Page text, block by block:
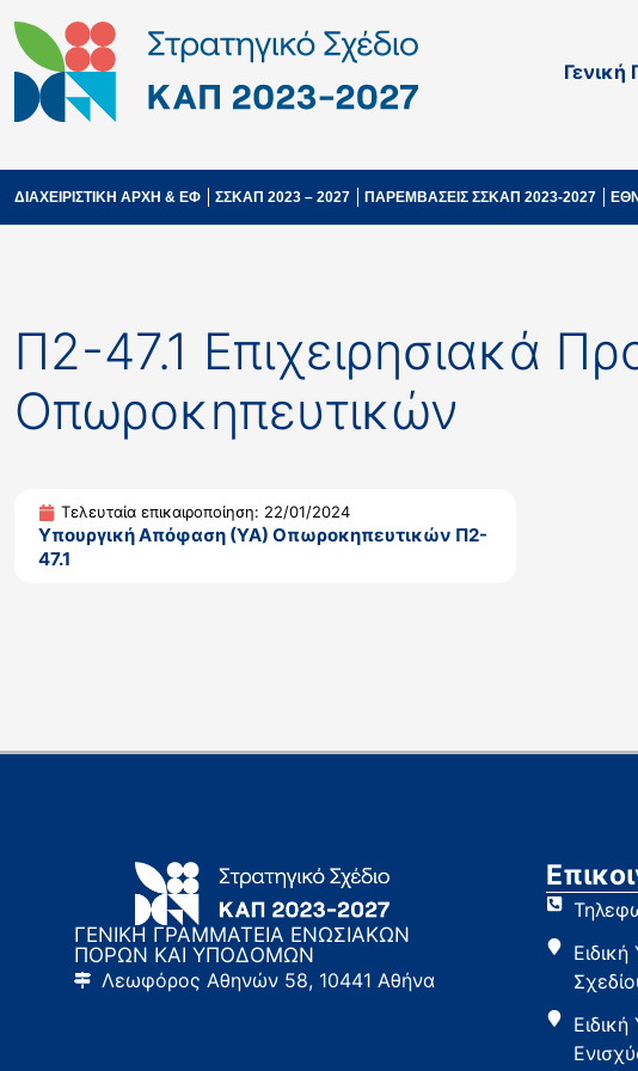
ΔΙΑΧΕΙΡΙΣΤΙΚΗ ΑΡΧΗ & ΕΦ ΣΣΚΑΠ 2023 – 2027 ΠΑΡΕΜΒΑΣΕΙΣ ΣΣΚΑΠ 2023-2027
Π2-47.1 Επιχειρησιακά
Οπωροκηπευτικών
Τελευταία επικαιροποίηση: 22/01/2024
Υπουργική Απόφαση (ΥΑ) Οπωροκηπευτικών Π2-
47.1
ΓΕΝΙΚΗ ΓΡΑΜΜΑΤΕΙΑ ΕΝΩΣΙΑΚΩΝ
ΠΟΡΩΝ ΚΑΙ ΥΠΟΔΟΜΩΝ
Λεωφόρος Αθηνών 58, 10441 Αθήνα